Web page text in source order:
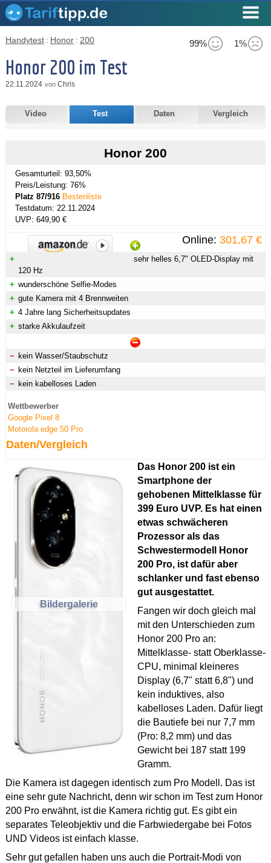
99% 1%
Handytest : Honor : 200
Honor 200 im Test
22.11.2024 von Chris
Video Test Daten Vergleich
Honor 200
Gesamturteil: 93,50%
Preis/Leistung: 76%
Platz 87/916Bestenliste
Testdatum: 22.11.2024
UVP: 649,90 €
Online:301,67 €
sehr helles 6,7" OLED-Display mit
120 Hz
wunderschöne Selfie-Modes
gute Kamera mit 4 Brennweiten
4 Jahre lang Sicherheitsupdates
starke Akkulaufzeit
kein Wasser/Staubschutz
kein Netzteil im Lieferumfang
kein kabelloses Laden
Wettbewerber
Google Pixel 8
Motorola edge 50 Pro
Daten/Vergleich
Bildergalerie
Das Honor 200 ist ein
Smartphone der
gehobenen Mittelklasse für
399 Euro UVP. Es hat einen
etwas schwächeren
Prozessor als das
Schwestermodell Honor
200 Pro, ist dafür aber
schlanker und fast ebenso
gut ausgestattet.
Fangen wir doch gleich mal
mit den Unterschieden zum
Honor 200 Pro an:
Mittelklasse- statt Oberklasse-
CPU, minimal kleineres
Display (6,7" statt 6,8") und
kein induktives, also
kabelloses Laden. Dafür liegt
die Bautiefe bei nur 7,7 mm
(Pro: 8,2 mm) und das
Gewicht bei 187 statt 199
Gramm.
Die Kamera ist dagegen identisch zum Pro Modell. Das ist
eine sehr gute Nachricht, denn wir schon im Test zum Honor
200 Pro erwähnt, ist die Kamera richtig gut. Es gibt ein
separates Teleobjektiv und die Farbwiedergabe bei Fotos
UND Videos ist einfach klasse.
Sehr gut gefallen haben uns auch die Portrait-Modi von